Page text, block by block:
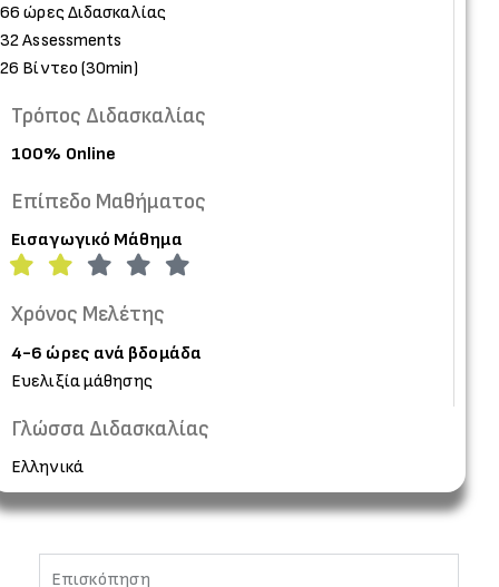
66 ώρες Διδασκαλίας
32 Assessments
26 Βίντεο (30min)
Τρόπος Διδασκαλίας
100% Online
Επίπεδο Μαθήματος
Εισαγωγικό Μάθημα
Χρόνος Μελέτης
4-6 ώρες ανά βδομάδα
Ευελιξία μάθησης
Γλώσσα Διδασκαλίας
Ελληνικά
Επισκόπηση